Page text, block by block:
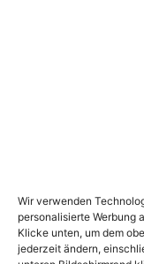
Wir verwenden
personalisierte Werbung
Klicke unten, um dem
jederzeit ändern,